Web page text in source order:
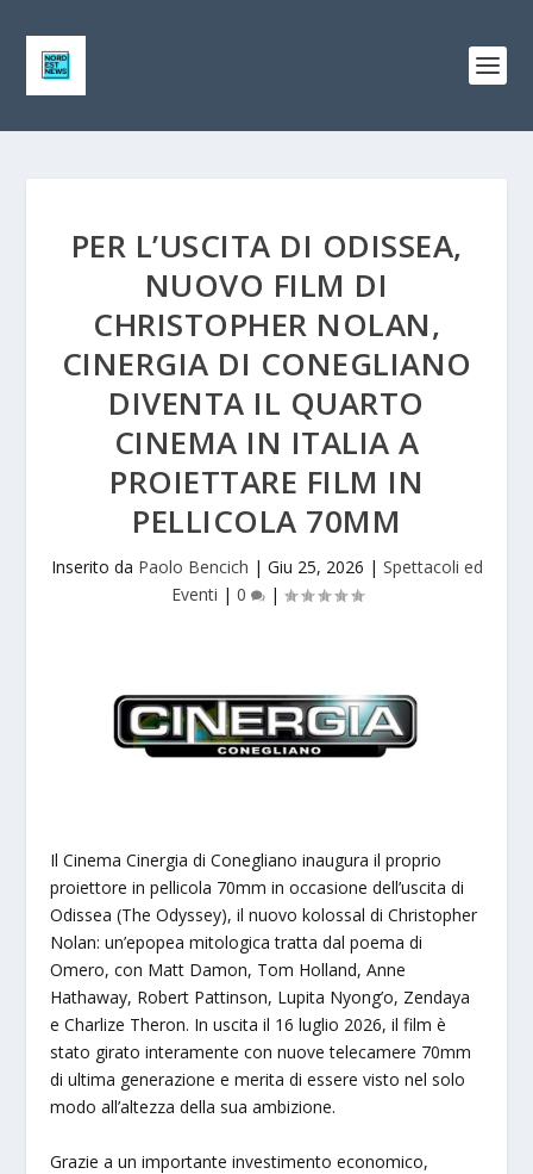
PER L’USCITA DI ODISSEA,
NUOVO FILM DI
CHRISTOPHER NOLAN,
CINERGIA DI CONEGLIANO
DIVENTA IL QUARTO
CINEMA IN ITALIA A
PROIETTARE FILM IN
PELLICOLA 70MM
Inserito da Paolo Bencich | Giu 25, 2026 | Spettacoli ed
Eventi | 0 |
Il Cinema Cinergia di Conegliano inaugura il proprio
proiettore in pellicola 70mm in occasione dell’uscita di
Odissea (The Odyssey), il nuovo kolossal di Christopher
Nolan: un’epopea mitologica tratta dal poema di
Omero, con Matt Damon, Tom Holland, Anne
Hathaway, Robert Pattinson, Lupita Nyong’o, Zendaya
e Charlize Theron. In uscita il 16 luglio 2026, il film è
stato girato interamente con nuove telecamere 70mm
di ultima generazione e merita di essere visto nel solo
modo all’altezza della sua ambizione.
Grazie a un importante investimento economico,